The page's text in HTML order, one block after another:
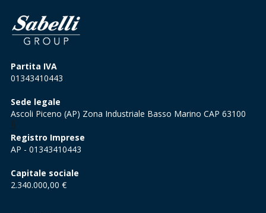
Partita IVA
01343410443
Sede legale
Ascoli Piceno (AP) Zona Industriale Basso Marino CAP 63100
§
Registro Imprese
AP - 01343410443
Capitale sociale
2.340.000,00 €